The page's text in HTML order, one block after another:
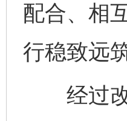
配合、相
行稳致远
经过改
东山县通报“牛蛙产品抗